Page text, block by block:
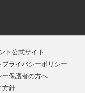
ト公式サイト
プライバシーポリシー
ー保護者の方へ
方針